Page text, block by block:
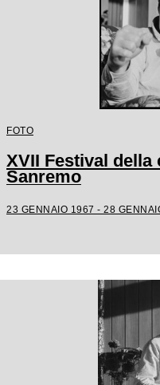
FOTO
XVII Festival della
Sanremo
23 GENNAIO 1967 - 28